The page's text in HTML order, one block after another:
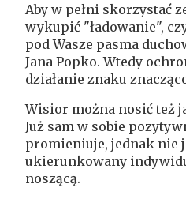
Aby w pełni skorzystać
wykupić "ładowanie",
pod Wasze pasma
Jana Popko. Wtedy
działanie znaku
Wisior można nosić też
Już sam w sobie
promieniuje, jednak nie
ukierunkowany
noszącą.